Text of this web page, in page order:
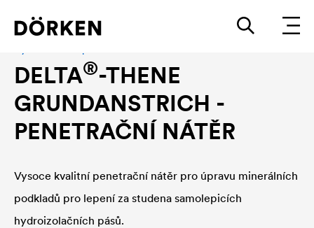
DELTA®-THENE
GRUNDANSTRICH -
PENETRAČNÍ NÁTĚR
Vysoce kvalitní penetrační nátěr pro úpravu minerálních
podkladů pro lepení za studena samolepicích
hydroizolačních pásů.